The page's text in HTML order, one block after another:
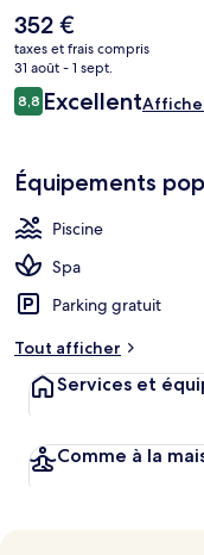
Vous pourrez également
massages, des soins du
des soins
comprennent 4
vous invitent à siroter des
luxe abrite en outre 5
Le
prix
actuel
est
de
352 €
taxes et frais compris
31 août - 1 sept.
Avis
voyageurs
8,88,8 sur 10
Excellent
Équipements
Piscine
Spa
Parking gratuit
Tout afficher
Services et
Comme à la